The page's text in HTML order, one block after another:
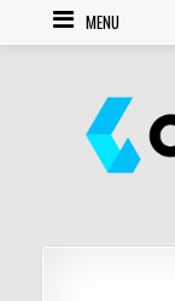
Skip to contentMENU